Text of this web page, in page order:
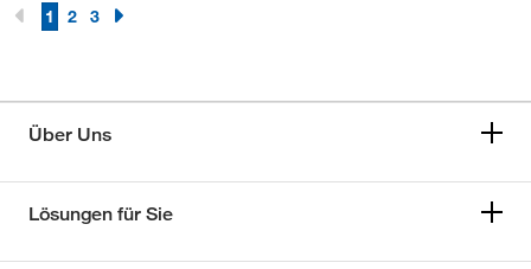
1 2 3
Über Uns
Lösungen für Sie